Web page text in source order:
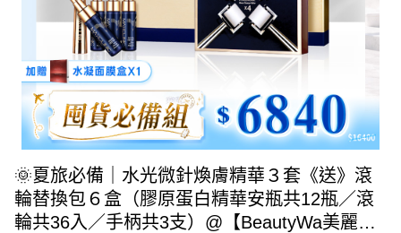
🌞夏旅必備｜水光微針煥膚精華３套《送》滾
輪替換包６盒（膠原蛋白精華安瓶共12瓶／滾
輪共36入／手柄共3支）@【BeautyWa美麗